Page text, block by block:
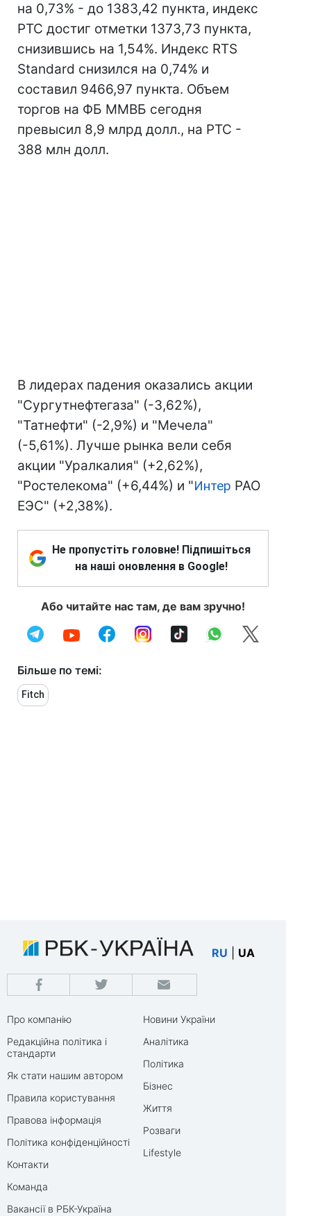
на 0,73% - до 1383,42 пункта, индекс
РТС достиг отметки 1373,73 пункта,
снизившись на 1,54%. Индекс RTS
Standard снизился на 0,74% и
составил 9466,97 пункта. Объем
торгов на ФБ ММВБ сегодня
превысил 8,9 млрд долл., на РТС -
388 млн долл.
В лидерах падения оказались акции
"Сургутнефтегаза" (-3,62%),
"Татнефти" (-2,9%) и "Мечела"
(-5,61%). Лучше рынка вели себя
акции "Уралкалия" (+2,62%),
"Ростелекома" (+6,44%) и "Интер РАО
ЕЭС" (+2,38%).
Не пропустіть головне! Підпишіться
на наші оновлення в Google!
Або читайте нас там, де вам зручно!
Більше по темі:
Fitch
RU UA
Про компанію
Редакційна політика і
стандарти
Як стати нашим автором
Правила користування
Правова інформація
Політика конфіденційності
Контакти
Команда
Вакансії в РБК-Україна
Новини України
Аналітика
Політика
Бізнес
Життя
Розваги
Lifestyle